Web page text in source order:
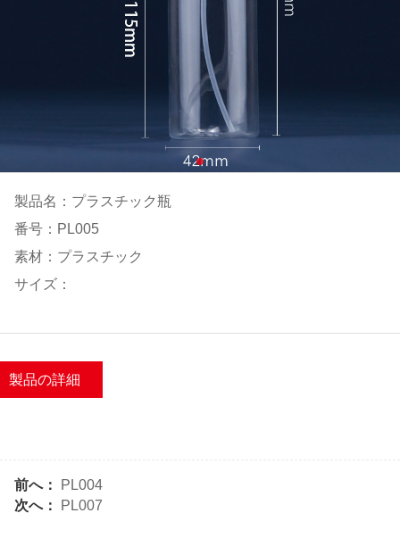
製品名：プラスチック瓶
番号：PL005
素材：プラスチック
サイズ：
製品の詳細
前へ：
PL004
次へ：
PL007